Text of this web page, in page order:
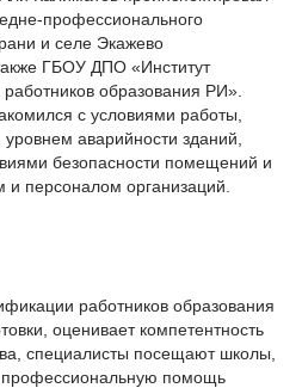
профессионального
и селе Экажево
ГБОУ ДПО «Институт
образования РИ».
с условиями работы,
аварийности зданий,
безопасности помещений и
и персоналом организаций.
работников образования
оценивает компетентность
специалисты посещают школы,
профессиональную помощь